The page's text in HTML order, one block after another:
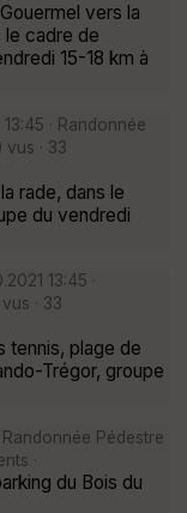
vers la
le cadre de
15-18 km à
13:45 · Randonnée
vus · 33
rade, dans le
du vendredi
13:45 ·
· 33
tennis, plage de
Trégor, groupe
Randonnée Pédestre
·
du Bois du